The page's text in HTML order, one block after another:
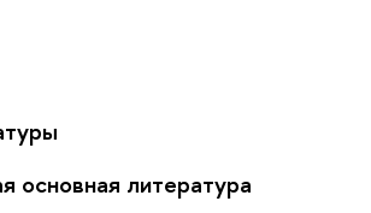
основная литература